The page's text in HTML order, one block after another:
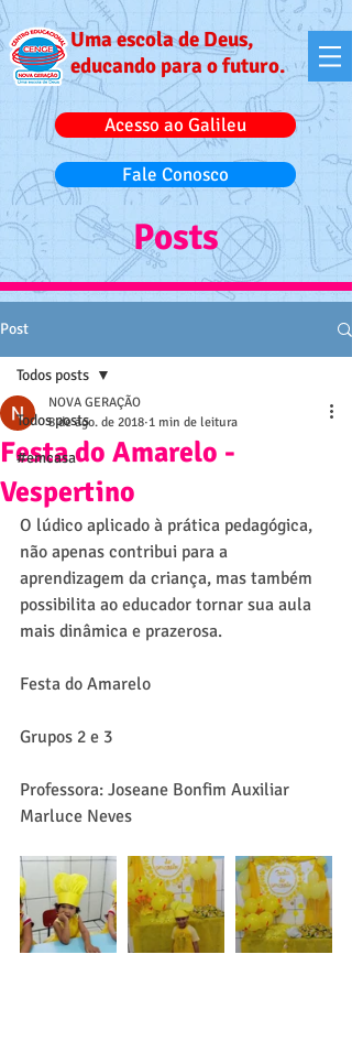
Uma escola de Deus,
educando para o futuro.
Acesso ao Galileu
Fale Conosco
Posts
Post
Todos posts
#emcasa
Todos posts
Festa do Amarelo -
Vespertino
NOVA GERAÇÃO
8 de ago. de 2018 1 min de leitura
O lúdico aplicado à prática pedagógica,
não apenas contribui para a
aprendizagem da criança, mas também
possibilita ao educador tornar sua aula
mais dinâmica e prazerosa.
Festa do Amarelo
Grupos 2 e 3
Professora: Joseane Bonfim Auxiliar
Marluce Neves